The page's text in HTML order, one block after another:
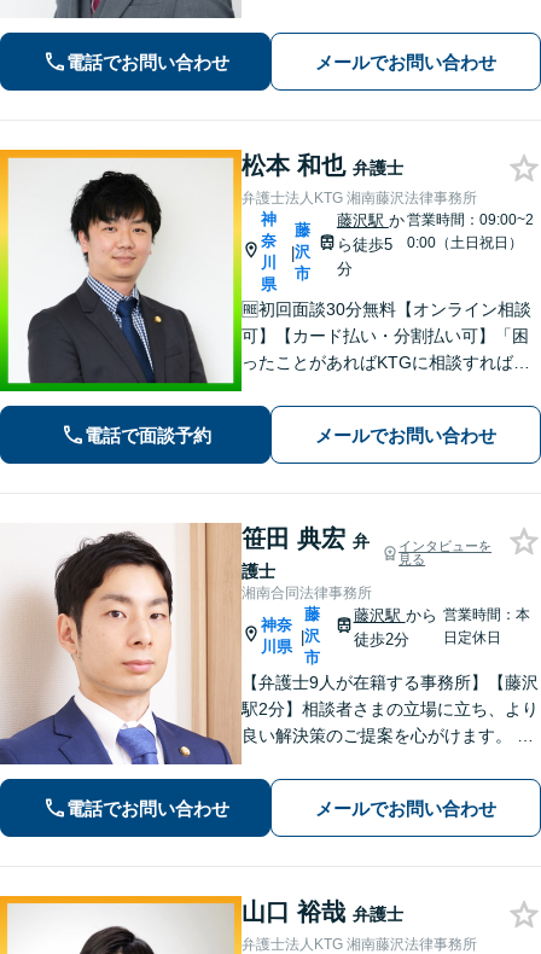
分与、慰謝料請求、国際離婚など幅広
い離婚問題に対応【オンライン面談O
K】【夜間・休日相談可】
電話でお問い合わせ メールでお問い合わせ
松本 和也 弁護士
弁護士法人KTG 湘南藤沢法律事務所
神
奈
川
県
|
藤
沢
市
藤沢駅 か
ら徒歩5
分
営業時間：09:00~2
0:00（土日祝日）
🆓初回面談30分無料【オンライン相談
可】【カード払い・分割払い可】「困
ったことがあればKTGに相談すれば安
ストップサービスを提供しています。
お気軽にご相談ください。
電話で面談予約 メールでお問い合わせ
笹田 典宏 弁
護士
インタビューを
見る
湘南合同法律事務所
神奈
川県
|
藤
沢
市
藤沢駅 から
徒歩2分
営業時間：本
日定休日
【弁護士9人が在籍する事務所】【藤沢
駅2分】相談者さまの立場に立ち、より
良い解決策のご提案を心がけます。 刑
言、 労働・雇用、 企業法務など幅広く
対応できます。お気軽にご相談くださ
い。
電話でお問い合わせ メールでお問い合わせ
山口 裕哉 弁護士
弁護士法人KTG 湘南藤沢法律事務所